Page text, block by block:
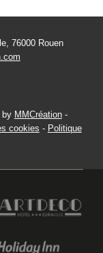
76000 Rouen
by MMCréation-
cookies - Politique